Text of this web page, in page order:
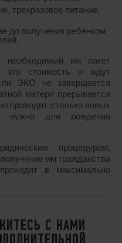
трехразовое питание,
до получения ребенком
необходимый им пакет
его стоимость и ждут
ЭКО не завершается
матери прерывается
проводит столько новых
нужно для рождения
процедурам,
им гражданства
в максимально
С НАМИ